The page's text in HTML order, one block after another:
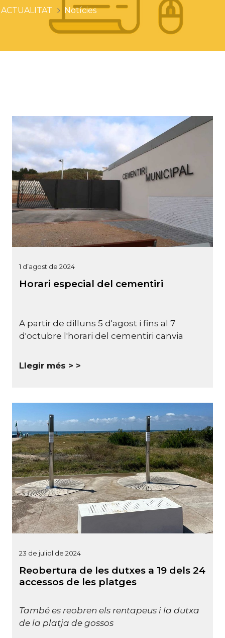
ACTUALITAT Notícies
1 d’agost de 2024
Horari especial del cementiri
A partir de dilluns 5 d'agost i fins al 7
d'octubre l'horari del cementiri canvia
Llegir més >
23 de juliol de 2024
Reobertura de les dutxes a 19 dels 24
accessos de les platges
També es reobren els rentapeus i la dutxa
de la platja de gossos